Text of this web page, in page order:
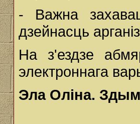
- Важна
дзейнасць
На з'ездзе
электроннага
Эла Оліна.